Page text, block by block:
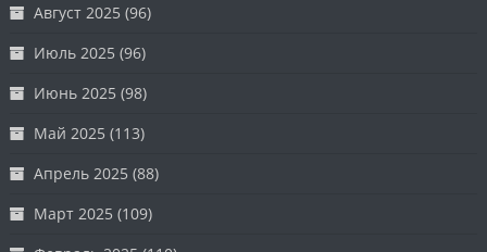
Август 2025 (96)
Июль 2025 (96)
Июнь 2025 (98)
Май 2025 (113)
Апрель 2025 (88)
Март 2025 (109)